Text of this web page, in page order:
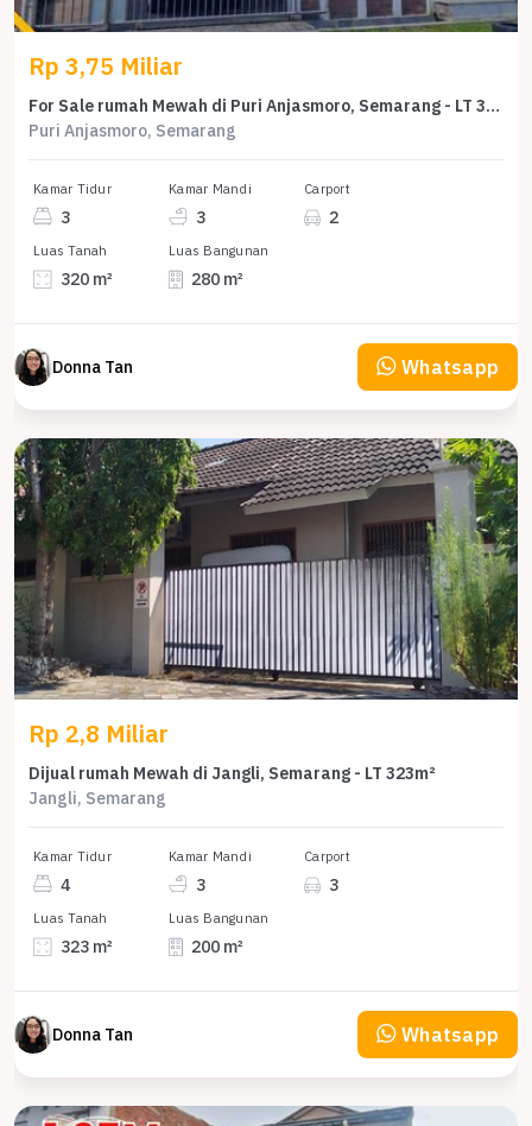
Rp 3,75 Miliar
For Sale rumah Mewah di Puri Anjasmoro, Semarang - LT 320m²
Puri Anjasmoro, Semarang
Kamar Tidur
3
Kamar Mandi
3
Carport
2
Luas Tanah
320 m²
Luas Bangunan
280 m²
Donna Tan Whatsapp
Rp 2,8 Miliar
Dijual rumah Mewah di Jangli, Semarang - LT 323m²
Jangli, Semarang
Kamar Tidur
4
Kamar Mandi
3
Carport
3
Luas Tanah
323 m²
Luas Bangunan
200 m²
Donna Tan Whatsapp